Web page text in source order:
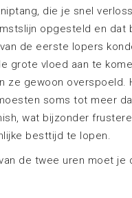
die je snel
opgesteld en dat
de eerste lopers
grote vloed aan te
ze gewoon overspoeld.
soms tot meer
wat bijzonder
besttijd te lopen.
de twee uren moet je